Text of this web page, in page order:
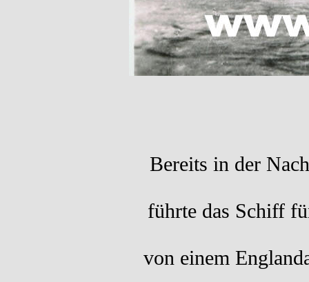
Bereits in der
führte das Schiff
von einem